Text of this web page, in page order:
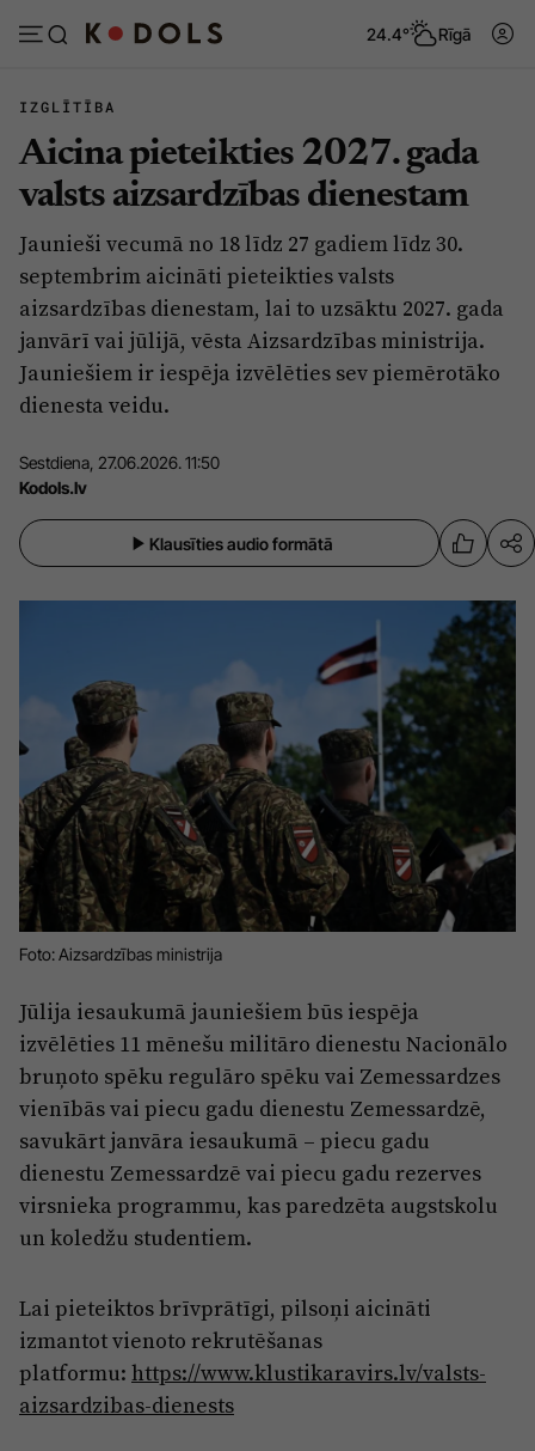
24.4° Rīgā
Abonēt Pieslēgties
Ziņas
Politika
Pašvaldības
Izglītība
Ģimene
Vide
Sports
Drošība
Tēmas
Viedokļi
Dzīve un ticība
Ekonomika
Sarunas
Pasākumi
Pierīga
Ādaži
Ķekava
Mārupe
Olaine
Ropaži
Saulkrasti
Jūrmala
Projekti
Mediju atbalsta fonds
Zivju fonds
Zaļā nākotne
Iedvesmai nav vecuma
Vide
Kontakti
Reklāma
Par laikrakstu
Privātuma politika
Ētikas kodekss
Pārredzamības paziņojumi
Sludinājumi
IZGLĪTĪBA
Aicina pieteikties 2027. gada
valsts aizsardzības dienestam
Jaunieši vecumā no 18 līdz 27 gadiem līdz 30.
septembrim aicināti pieteikties valsts
aizsardzības dienestam, lai to uzsāktu 2027. gada
janvārī vai jūlijā, vēsta Aizsardzības ministrija.
Jauniešiem ir iespēja izvēlēties sev piemērotāko
dienesta veidu.
Sestdiena, 27.06.2026. 11:50
Kodols.lv
Klausīties audio formātā
Foto: Aizsardzības ministrija
Jūlija iesaukumā jauniešiem būs iespēja
izvēlēties 11 mēnešu militāro dienestu Nacionālo
bruņoto spēku regulāro spēku vai Zemessardzes
vienībās vai piecu gadu dienestu Zemessardzē,
savukārt janvāra iesaukumā ‒ piecu gadu
dienestu Zemessardzē vai piecu gadu rezerves
virsnieka programmu, kas paredzēta augstskolu
un koledžu studentiem.
Lai pieteiktos brīvprātīgi, pilsoņi aicināti
izmantot vienoto rekrutēšanas
platformu: https://www.klustikaravirs.lv/valsts-
aizsardzibas-dienests